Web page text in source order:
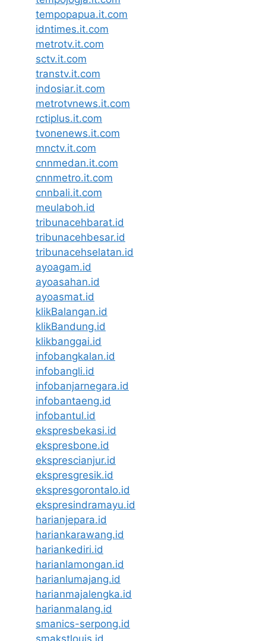
tempopapua.it.com
idntimes.it.com
metrotv.it.com
sctv.it.com
transtv.it.com
indosiar.it.com
metrotvnews.it.com
rctiplus.it.com
tvonenews.it.com
mnctv.it.com
cnnmedan.it.com
cnnmetro.it.com
cnnbali.it.com
meulaboh.id
tribunacehbarat.id
tribunacehbesar.id
tribunacehselatan.id
ayoagam.id
ayoasahan.id
ayoasmat.id
klikBalangan.id
klikBandung.id
klikbanggai.id
infobangkalan.id
infobangli.id
infobanjarnegara.id
infobantaeng.id
infobantul.id
ekspresbekasi.id
ekspresbone.id
eksprescianjur.id
ekspresgresik.id
ekspresgorontalo.id
ekspresindramayu.id
harianjepara.id
hariankarawang.id
hariankediri.id
harianlamongan.id
harianlumajang.id
harianmajalengka.id
harianmalang.id
smanics-serpong.id